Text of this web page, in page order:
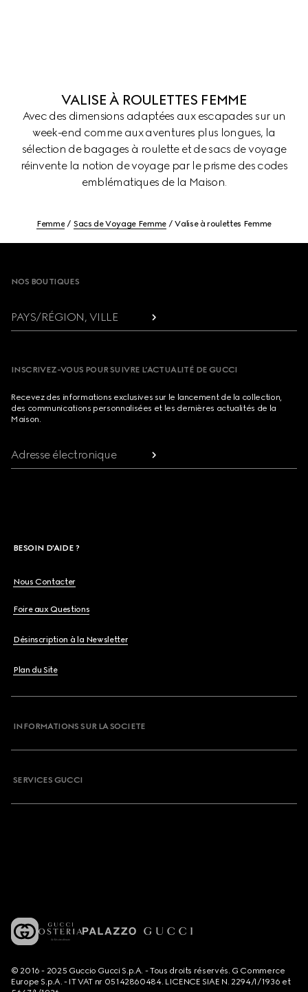
VALISE À ROULETTES FEMME
Avec des dimensions adaptées aux escapades sur un
week-end comme aux aventures plus longues, la
sélection de bagages à roulette et de sacs de voyage
réinvente la notion de voyage par le prisme des codes
emblématiques de la Maison.
Femme Sacs de Voyage Femme Valise à roulettes Femme
NOS BOUTIQUES
PAYS/RÉGION, VILLE
INSCRIVEZ-VOUS POUR SUIVRE L’ACTUALITÉ DE GUCCI
Recevez des informations exclusives sur le lancement de la collection,
des communications personnalisées et les dernières actualités de la
Maison.
Adresse électronique
BESOIN D'AIDE ?
Nous Contacter
Foire aux Questions
Désinscription à la Newsletter
Plan du Site
INFORMATIONS SUR LA SOCIETE
SERVICES GUCCI
© 2016 - 2025 Guccio Gucci S.p.A. - Tous droits réservés. G Commerce
Europe S.p.A. - IT VAT nr 05142860484. LICENCE SIAE N. 2294/I/1936 et